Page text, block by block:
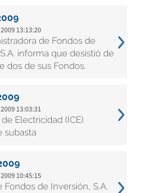
13:13:20
de Fondos de
informa que desistió de
dos de sus Fondos.
13:03:31
Electricidad (ICE)
subasta
10:45:15
de Inversión, S.A.